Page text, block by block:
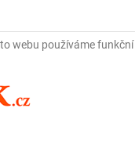
webu používáme funkční